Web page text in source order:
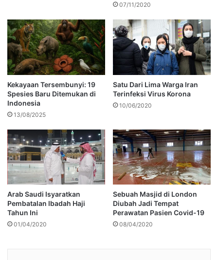
07/11/2020
Kekayaan Tersembunyi: 19
Spesies Baru Ditemukan di
Indonesia
13/08/2025
Satu Dari Lima Warga Iran
Terinfeksi Virus Korona
10/06/2020
Arab Saudi Isyaratkan
Pembatalan Ibadah Haji
Tahun Ini
01/04/2020
Sebuah Masjid di London
Diubah Jadi Tempat
Perawatan Pasien Covid-19
08/04/2020